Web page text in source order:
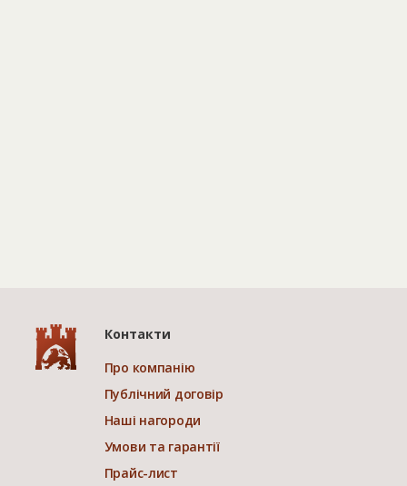
Контакти
Про компанію
Публічний договір
Наші нагороди
Умови та гарантії
Прайс-лист